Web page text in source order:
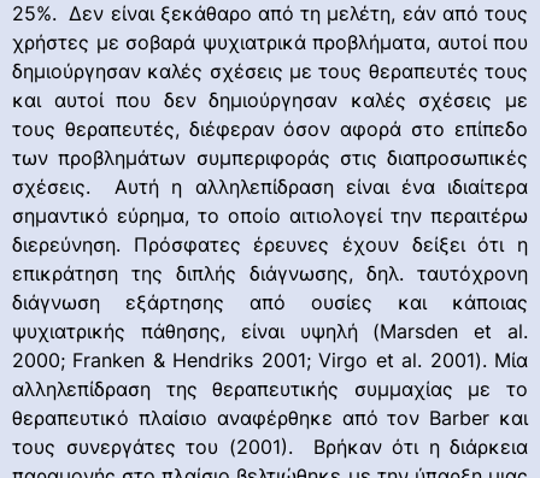
25%. Δεν είναι ξεκάθαρο από τη μελέτη, εάν από τους
χρήστες με σοβαρά ψυχιατρικά προβλήματα, αυτοί που
δημιούργησαν καλές σχέσεις με τους θεραπευτές τους
και αυτοί που δεν δημιούργησαν καλές σχέσεις με
τους θεραπευτές, διέφεραν όσον αφορά στο επίπεδο
των προβλημάτων συμπεριφοράς στις διαπροσωπικές
σχέσεις. Αυτή η αλληλεπίδραση είναι ένα ιδιαίτερα
σημαντικό εύρημα, το οποίο αιτιολογεί την περαιτέρω
διερεύνηση. Πρόσφατες έρευνες έχουν δείξει ότι η
επικράτηση της διπλής διάγνωσης, δηλ. ταυτόχρονη
διάγνωση εξάρτησης από ουσίες και κάποιας
ψυχιατρικής πάθησης, είναι υψηλή (Marsden et al.
2000; Franken & Hendriks 2001; Virgo et al. 2001). Μία
αλληλεπίδραση της θεραπευτικής συμμαχίας με το
θεραπευτικό πλαίσιο αναφέρθηκε από τον Barber και
τους συνεργάτες του (2001). Βρήκαν ότι η διάρκεια